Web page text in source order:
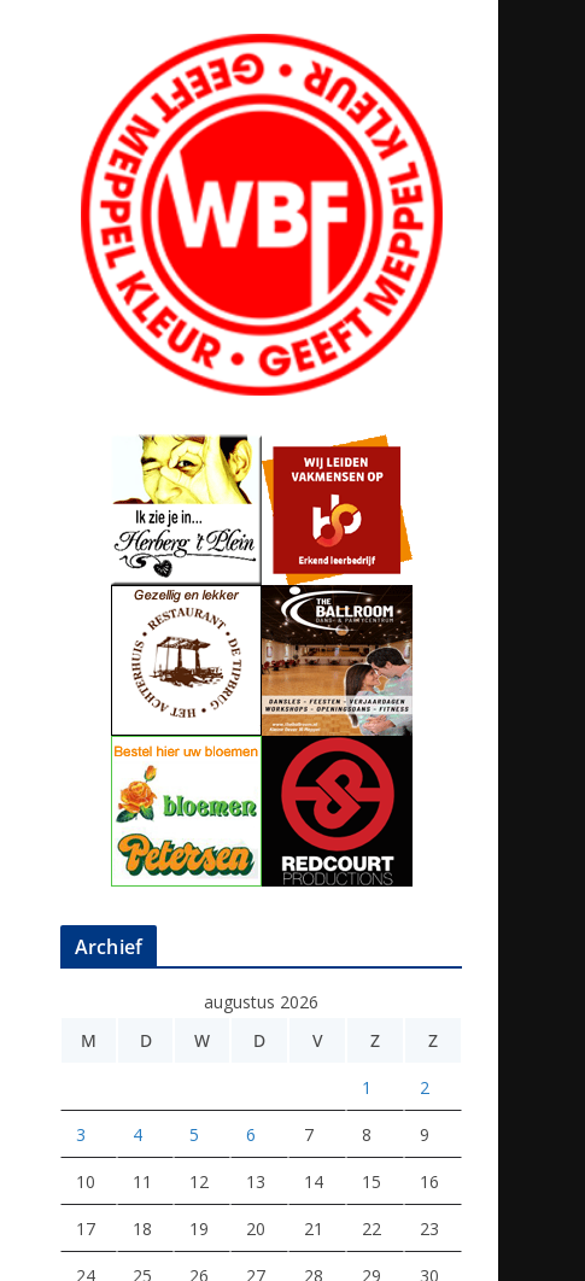
Archief
augustus 2026
M
D W D V Z Z
1 2
3 4 5 6 7 8 9
10 11 12 13 14 15 16
17 18 19 20 21 22 23
24 25 26 27 28 29 30